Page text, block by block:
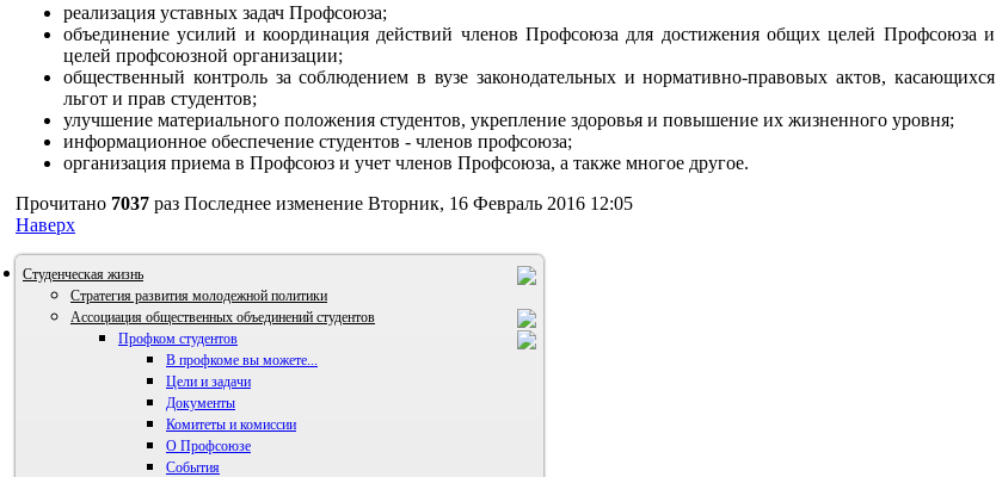
реализация уставных задач Профсоюза;
объединение усилий и координация действий членов Профсоюза для достижения общих целей Профсоюза и
целей профсоюзной организации;
общественный контроль за соблюдением в вузе законодательных и нормативно-правовых актов, касающихся
льгот и прав студентов;
улучшение материального положения студентов, укрепление здоровья и повышение их жизненного уровня;
информационное обеспечение студентов - членов профсоюза;
организация приема в Профсоюз и учет членов Профсоюза, а также многое другое.
Прочитано 7037 раз Последнее изменение Вторник, 16 Февраль 2016 12:05
Наверх
Студенческая жизнь
Стратегия развития молодежной политики
Ассоциация общественных объединений студентов
Профком студентов
В профкоме вы можете...
Цели и задачи
Документы
Комитеты и комиссии
О Профсоюзе
События